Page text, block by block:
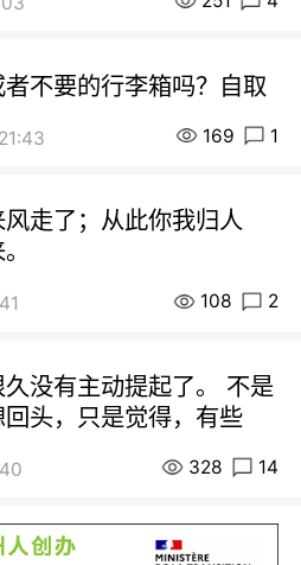
不要的行李箱吗？自取
169 1
走了；从此你我归人
108 2
没有主动提起了。 不是
头，只是觉得，有些
328 14